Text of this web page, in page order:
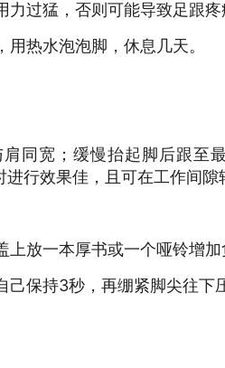
猛，否则可能导致足跟疼
热水泡泡脚，休息几天。
宽；缓慢抬起脚后跟至
行效果佳，且可在工作间隙
一本厚书或一个哑铃增加
保持3秒，再绷紧脚尖往下